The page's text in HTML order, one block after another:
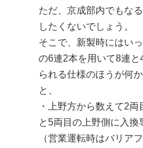
ただ、京成部内でもな
したくないでしょう。
そこで、新製時にはい
の6連2本を用いて8連と
られる仕様のほうが何
と、
・上野方から数えて2
と5両目の上野側に入換
（営業運転時はバリア